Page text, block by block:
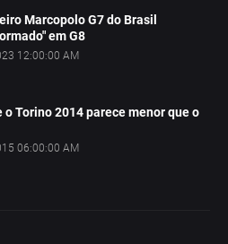
Marcopolo G7 do Brasil
em G8
12:00:00 AM
o Torino 2014 parece menor que o
06:00:00 AM